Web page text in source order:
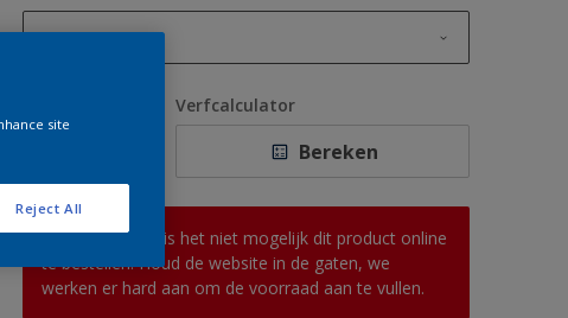
1 L
2,5 L
10 L
Verfcalculator
Bereken
Op dit moment is het niet mogelijk dit product online
te bestellen. Houd de website in de gaten, we
werken er hard aan om de voorraad aan te vullen.
site
Reject All